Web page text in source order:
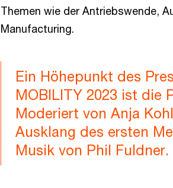
Themen wie der Antriebswende,
Manufacturing.
Ein Höhepunkt des
MOBILITY 2023 ist die
Moderiert von Anja
Ausklang des ersten
Musik von Phil Fuldner.